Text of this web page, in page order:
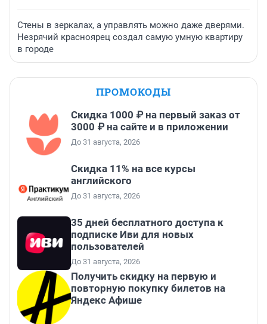
Стены в зеркалах, а управлять можно даже дверями.
Незрячий красноярец создал самую умную квартиру
в городе
ПРОМОКОДЫ
Скидка 1000 ₽ на первый заказ от
3000 ₽ на сайте и в приложении
До 31 августа, 2026
Скидка 11% на все курсы
английского
До 31 августа, 2026
35 дней бесплатного доступа к
подписке Иви для новых
пользователей
До 31 августа, 2026
Получить скидку на первую и
повторную покупку билетов на
Яндекс Афише